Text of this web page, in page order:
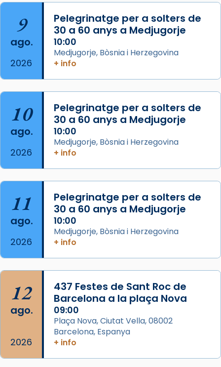
L’arquebisbe de Barcelona, el cardenal Joan
Josep Omella, ha presidit la missa i l’ha
concelebrat el bisbe auxiliar de Barcelona,
Mons. David Abadías.
📸 Dr. G. Simón
Foto
Arquebisbat de Barcelona
2 weeks ago
Memòria de les santes Juliana i
Acompanyant la història de sant Cugat, a
partir de l’Edat Mitjana sorgeix la tradició
que les santes Juliana (“relatiu a Júlia”) i
Semproniana (“relatiu a Semprònia =
eterna”) són deixebles seves. I l’any 1667, el
frare Joan Gaspar Roig, afirma en una obra
que les santes són filles de l’antiga Iluro.
Mataró en reivindicarà les relíq
Foto
View on Facebook · Share
9
ago.
2026
Pelegrinatge per a solters de
30 a 60 anys a Medjugorje
10:00
Medjugorje, Bòsnia i Herzegovina
+ info
10
ago.
2026
Pelegrinatge per a solters de
30 a 60 anys a Medjugorje
10:00
Medjugorje, Bòsnia i Herzegovina
+ info
11
ago.
2026
Pelegrinatge per a solters de
30 a 60 anys a Medjugorje
10:00
Medjugorje, Bòsnia i Herzegovina
+ info
12
ago.
2026
437 Festes de Sant Roc de
Barcelona a la plaça Nova
09:00
Plaça Nova, Ciutat Vella, 08002
Barcelona, Espanya
+ info